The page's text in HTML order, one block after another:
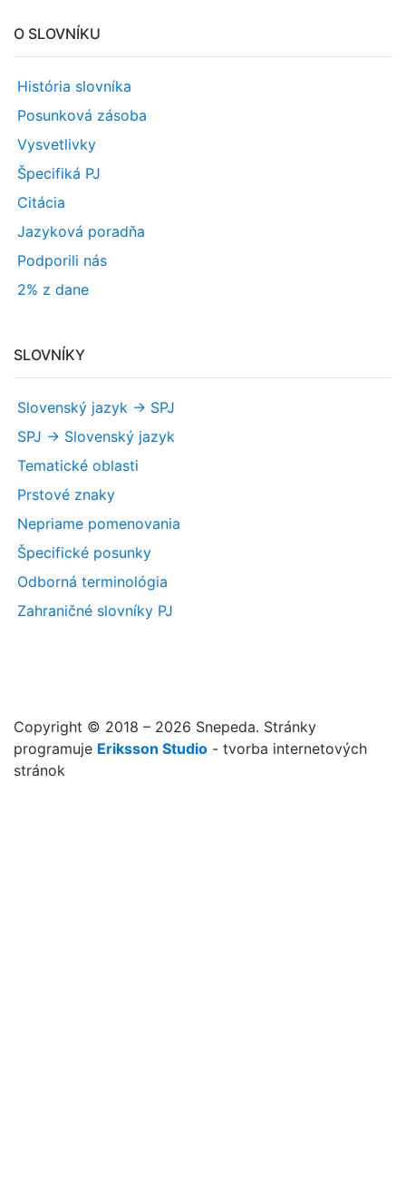
O SLOVNÍKU
História slovníka
Posunková zásoba
Vysvetlivky
Špecifiká PJ
Citácia
Jazyková poradňa
Podporili nás
2% z dane
SLOVNÍKY
Slovenský jazyk -> SPJ
SPJ -> Slovenský jazyk
Tematické oblasti
Prstové znaky
Nepriame pomenovania
Špecifické posunky
Odborná terminológia
Zahraničné slovníky PJ
Copyright © 2018 – 2026 Snepeda. Stránky
programuje Eriksson Studio - tvorba internetových
stránok